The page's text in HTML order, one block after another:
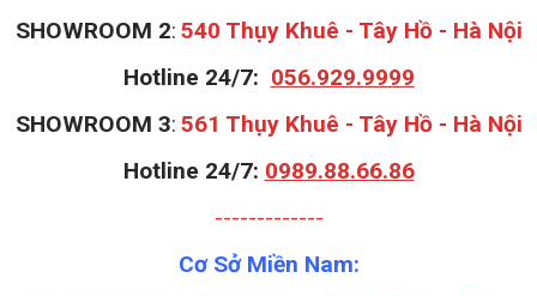
SHOWROOM 2: 540 Thụy Khuê - Tây Hồ - Hà Nội
Hotline 24/7: 056.929.9999
SHOWROOM 3: 561 Thụy Khuê - Tây Hồ - Hà Nội
Hotline 24/7: 0989.88.66.86
-------------
Cơ Sở Miền Nam: